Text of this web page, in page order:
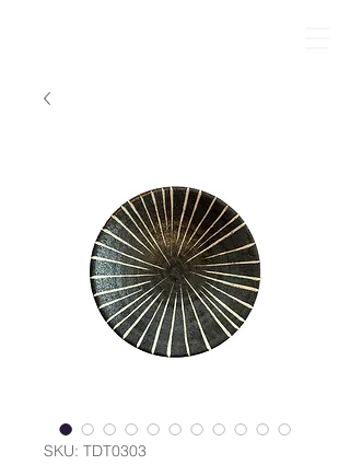
SKU: TDT0303